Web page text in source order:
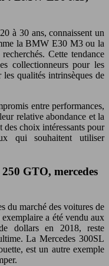
à 30 ans, connaissent un
la BMW E30 M3 ou la
Cette tendance
collectionneurs pour les
qualités intrinsèques de
entre performances,
relative abondance et la
des choix intéressants pour
qui souhaitent utiliser
GTO, mercedes
du marché des voitures de
a été vendu aux
dollars en 2018, reste
La Mercedes 300SL
est un autre exemple